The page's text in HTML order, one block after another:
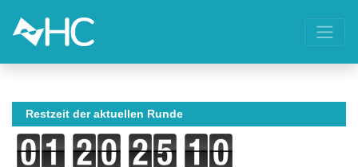
Restzeit der aktuellen Runde